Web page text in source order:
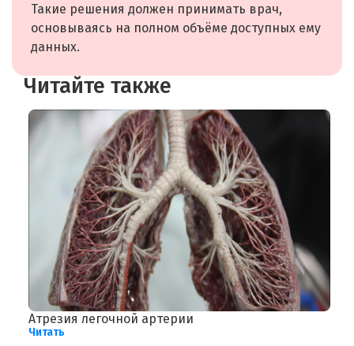
Такие решения должен принимать врач,
основываясь на полном объёме доступных ему
данных.
Читайте также
Атрезия легочной артерии
Читать